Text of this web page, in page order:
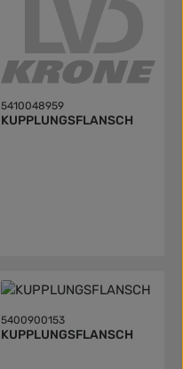
5410048959
KUPPLUNGSFLANSCH
5400900153
KUPPLUNGSFLANSCH